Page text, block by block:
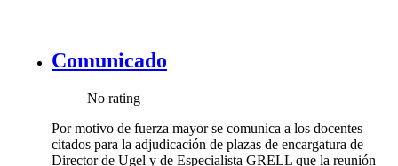
Comunicado
No rating
Por motivo de fuerza mayor se comunica a los docentes
citados para la adjudicación de plazas de encargatura de
Director de Ugel y de Especialista GRELL que la reunión